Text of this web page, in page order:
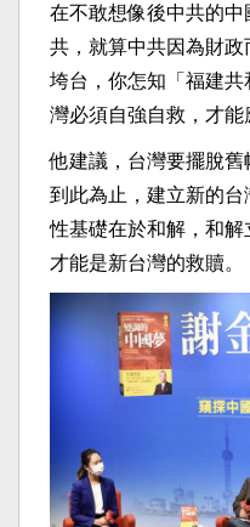
在不敢想像後中共的
共，就算中共因為財
垮台，你怎知「福建
灣必須自強自救，才能
他建議，台灣要擺脫
到此為止，建立新的
性基礎在於和解，和
才能是新台灣的救贖。